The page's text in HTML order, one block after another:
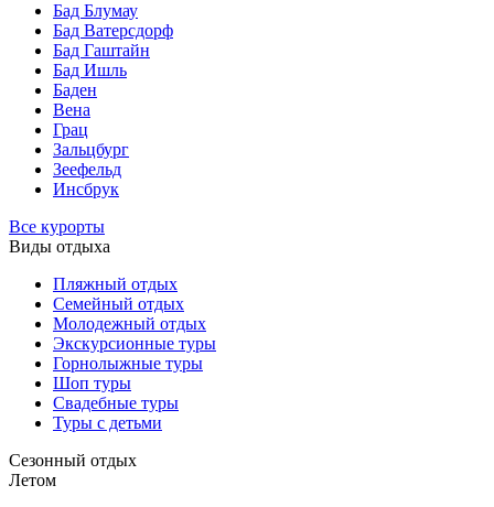
Бад Блумау
Бад Ватерсдорф
Бад Гаштайн
Бад Ишль
Баден
Вена
Грац
Зальцбург
Зеефельд
Инсбрук
Все курорты
Виды отдыха
Пляжный отдых
Семейный отдых
Молодежный отдых
Экскурсионные туры
Горнолыжные туры
Шоп туры
Свадебные туры
Туры с детьми
Сезонный отдых
Летом